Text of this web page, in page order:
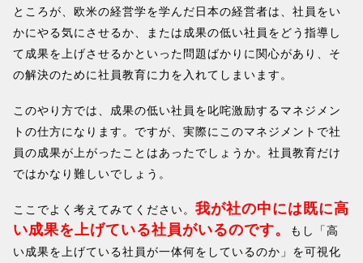
ところが、欧米の経営学を学んだ日本の経営者は、社員をい
かにやる気にさせるか、または成果の低い社員をどう指導し
て成果を上げさせるかといった問題ばかりに関心があり、そ
の解決のために社員教育に力を入れてしまいます。
このやり方では、成果の低い社員を叱咤激励するマネジメン
トの仕方になります。ですが、実際にこのマネジメントで社
員の成果が上がったことはあったでしょうか。社員教育だけ
ではかなり難しいでしょう。
ここでよく考えてみてください。 我が社の中には既に高
い成果を上げている社員がいるのです。
もし「高
い成果を上げている社員が一体何をしているのか」を可視化